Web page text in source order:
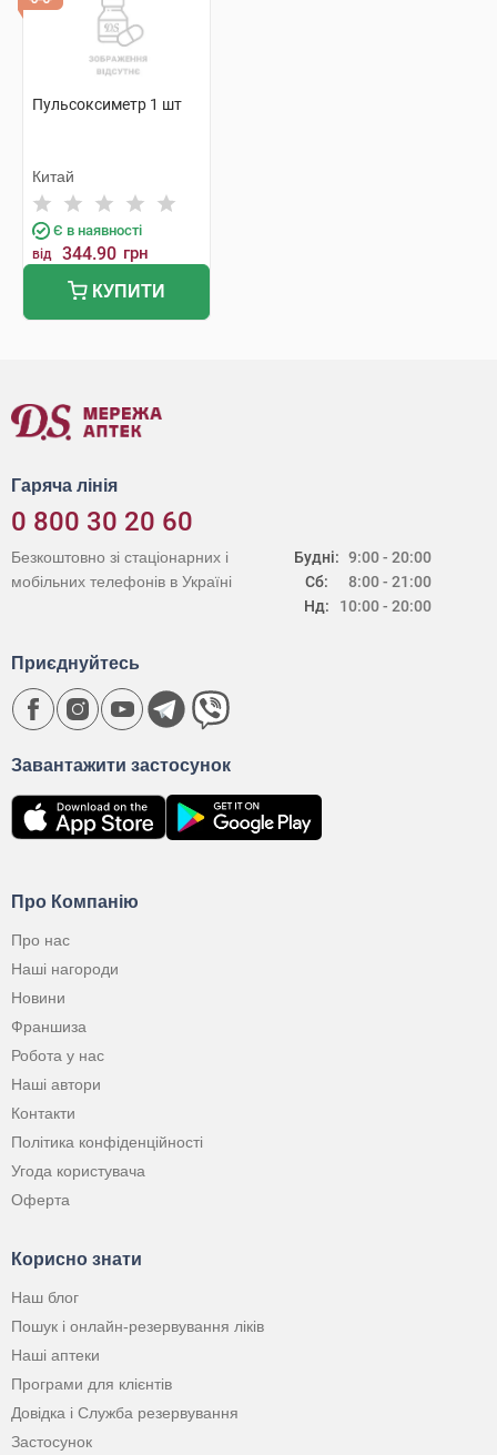
Пульсоксиметр 1 шт
Китай
Є в наявності
від 344.90 грн
КУПИТИ
Гаряча лінія
0 800 30 20 60
Будні:
Сб:
Нд:
9:00 - 20:00
8:00 - 21:00
10:00 - 20:00
Безкоштовно зі стаціонарних і
мобільних телефонів в Україні
Про Компанію
Про нас
Наші нагороди
Новини
Франшиза
Робота у нас
Наші автори
Контакти
Політика конфіденційності
Угода користувача
Оферта
Корисно знати
Наш блог
Пошук і онлайн-резервування ліків
Наші аптеки
Програми для клієнтів
Довідка і Служба резервування
Застосунок
Завантажити застосунок
Приєднуйтесь